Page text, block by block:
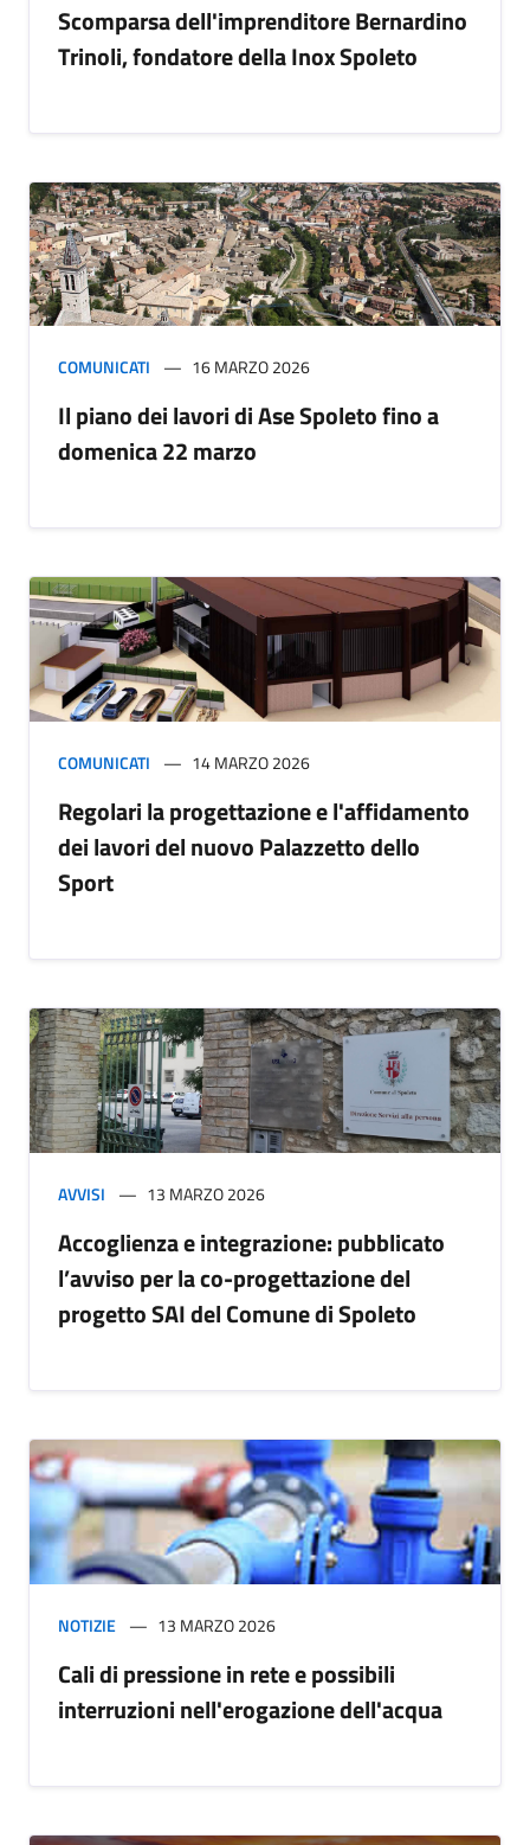
Scomparsa dell'imprenditore Bernardino
Trinoli, fondatore della Inox Spoleto
COMUNICATI 16 MARZO 2026
Il piano dei lavori di Ase Spoleto fino a
domenica 22 marzo
COMUNICATI 14 MARZO 2026
Regolari la progettazione e l'affidamento
dei lavori del nuovo Palazzetto dello
Sport
AVVISI 13 MARZO 2026
Accoglienza e integrazione: pubblicato
l’avviso per la co-progettazione del
progetto SAI del Comune di Spoleto
NOTIZIE 13 MARZO 2026
Cali di pressione in rete e possibili
interruzioni nell'erogazione dell'acqua